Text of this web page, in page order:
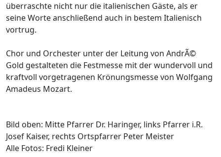
überraschte nicht nur die italienischen Gäste, als er
seine Worte anschließend auch in bestem Italienisch
vortrug.
Chor und Orchester unter der Leitung von AndrÃ©
Gold gestalteten die Festmesse mit der wundervoll und
kraftvoll vorgetragenen Krönungsmesse von Wolfgang
Amadeus Mozart.
Bild oben: Mitte Pfarrer Dr. Haringer, links Pfarrer i.R.
Josef Kaiser, rechts Ortspfarrer Peter Meister
Alle Fotos: Fredi Kleiner